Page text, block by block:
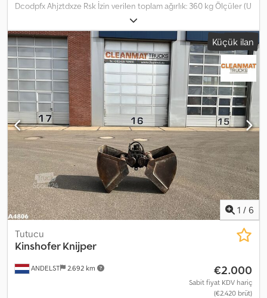
Dcodpfx Ahjztdxze Rsk İzin verilen toplam ağırlık: 360 kg Ölçüler (U
x G x Y): 90 x 125 x 100 cm Teknik durumu: iyi Görsel durumu: iyi
Üretici: Clean Mat Trucks B.V. Wageningsestraat 17 6673DB
ANDELST, NL
Küçük ilan
1 / 6
ANDELST 2.692 km
Tutucu
Kinshofer Knijper
€2.000
Sabit fiyat KDV hariç
(€2.420 brüt)